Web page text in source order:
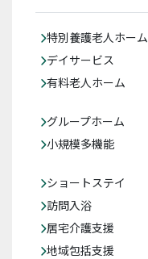
特別養護老人ホーム
デイサービス
有料老人ホーム
グループホーム
小規模多機能
ショートステイ
訪問入浴
居宅介護支援
地域包括支援